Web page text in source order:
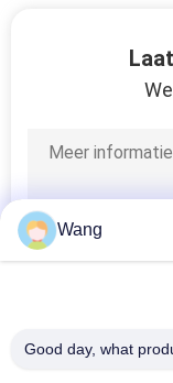
Wang
Good day, what